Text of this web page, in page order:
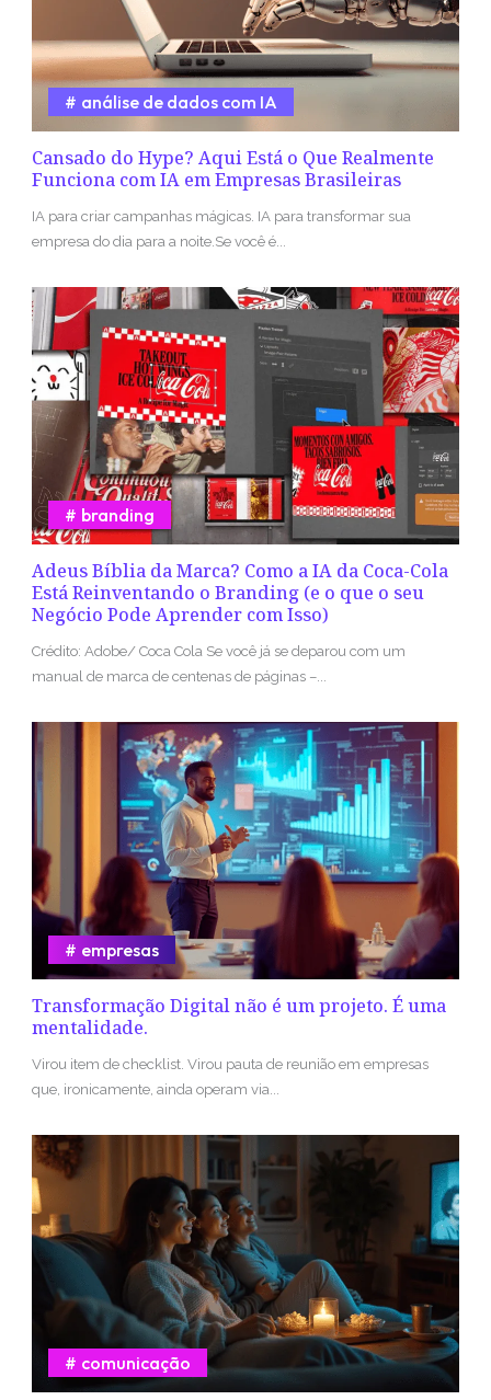
Cansado do Hype? Aqui Está o Que Realmente
Funciona com IA em Empresas Brasileiras
análise de dados com IA
IA para criar campanhas mágicas. IA para transformar sua
empresa do dia para a noite.Se você é...
Adeus Bíblia da Marca? Como a IA da Coca-Cola
Está Reinventando o Branding (e o que o seu
Negócio Pode Aprender com Isso)
branding
Crédito: Adobe/ Coca Cola Se você já se deparou com um
manual de marca de centenas de páginas –...
Transformação Digital não é um projeto. É uma
mentalidade.
empresas
Virou item de checklist. Virou pauta de reunião em empresas
que, ironicamente, ainda operam via...
comunicação